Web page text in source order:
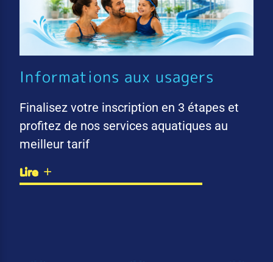
Informations aux usagers
Finalisez votre inscription en 3 étapes et
profitez de nos services aquatiques au
meilleur tarif
Lire